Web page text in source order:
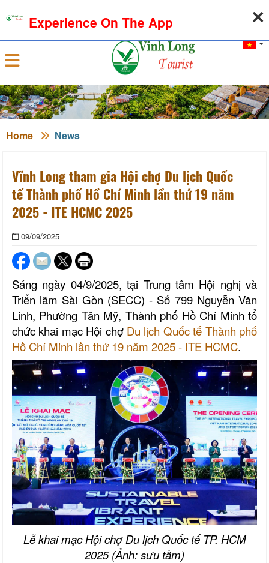
Sign in
Home News
Vĩnh Long tham gia Hội chợ Du lịch Quốc
tế Thành phố Hồ Chí Minh lần thứ 19 năm
2025 - ITE HCMC 2025
09/09/2025
Sáng ngày 04/9/2025, tại Trung tâm Hội nghị và
Triển lãm Sài Gòn (SECC) - Số 799 Nguyễn Văn
Linh, Phường Tân Mỹ, Thành phố Hồ Chí Minh tổ
chức khai mạc Hội chợ Du lịch Quốc tế Thành phố
Hồ Chí Minh lần thứ 19 năm 2025 - ITE HCMC.
Lễ khai mạc Hội chợ Du lịch Quốc tế TP. HCM
2025 (Ảnh: sưu tầm)
Experience On The App